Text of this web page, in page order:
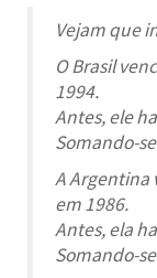
Vejam que
O Brasil
1994.
Antes, ele
Somando-
A Argentina
em 1986.
Antes, ela
Somando-